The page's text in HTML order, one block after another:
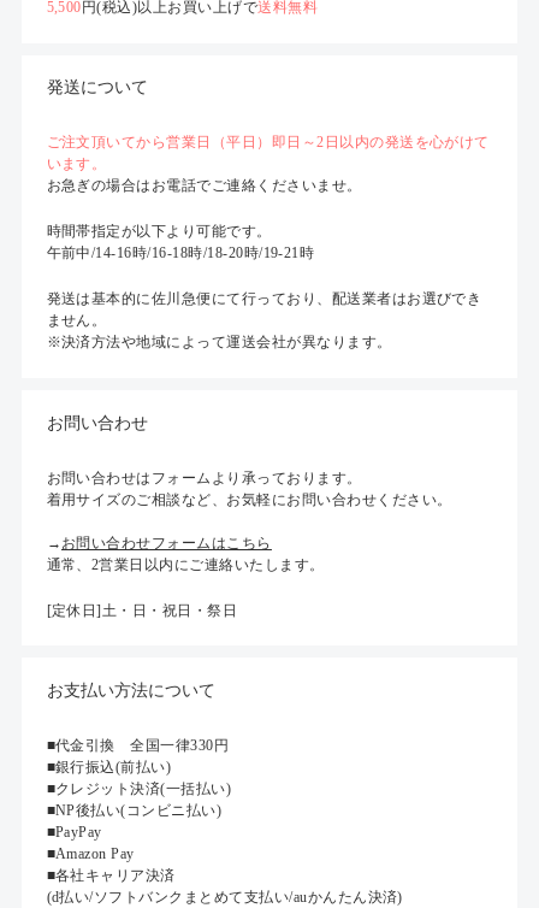
5,500 円(税込)以上お買い上げで送料無料
発送について
ご注文頂いてから営業日（平日）即日～2日以内の発送を心がけて
います。
お急ぎの場合はお電話でご連絡くださいませ。
時間帯指定が以下より可能です。
午前中/14-16時/16-18時/18-20時/19-21時
発送は基本的に佐川急便にて行っており、配送業者はお選びでき
ません。
※決済方法や地域によって運送会社が異なります。
お問い合わせ
お問い合わせはフォームより承っております。
着用サイズのご相談など、お気軽にお問い合わせください。
→ お問い合わせフォームはこちら
通常、2営業日以内にご連絡いたします。
[定休日]土・日・祝日・祭日
お支払い方法について
■代金引換 全国一律330円
■銀行振込(前払い)
■クレジット決済(一括払い)
■NP後払い(コンビニ払い)
■PayPay
■Amazon Pay
■各社キャリア決済
(d払い/ソフトバンクまとめて支払い/auかんたん決済)